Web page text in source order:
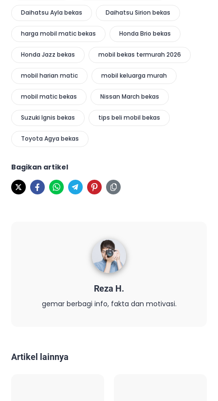
Daihatsu Ayla bekas Daihatsu Sirion bekas
harga mobil matic bekas Honda Brio bekas
Honda Jazz bekas mobil bekas termurah 2026
mobil harian matic mobil keluarga murah
mobil matic bekas Nissan March bekas
Suzuki Ignis bekas tips beli mobil bekas
Toyota Agya bekas
Bagikan artikel
Reza H.
gemar berbagi info, fakta dan motivasi.
Artikel lainnya